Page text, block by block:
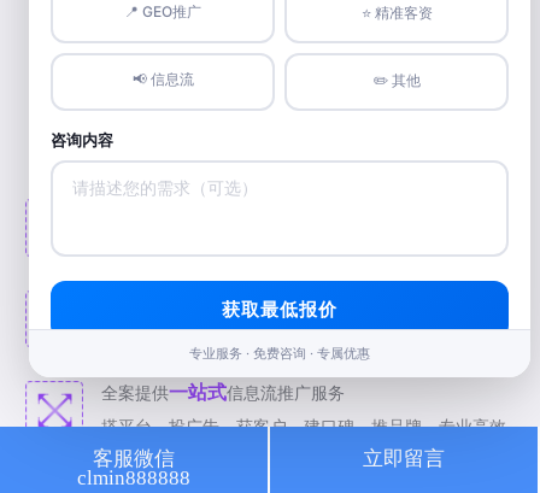
媒体平台资源，满足线上全方位推广需求
为您打造专业高效推广方案。
全案提供一站式信息流推广服务
搭平台、投广告、获客户、建口碑、推品牌，专业高效。
致力于精准
客服微信
clmin888888
立即留言
📍 GEO推广 ⭐️ 精准客资
📢 信息流 ✏️ 其他
咨询内容
获取最低报价
专业服务 · 免费咨询 · 专属优惠